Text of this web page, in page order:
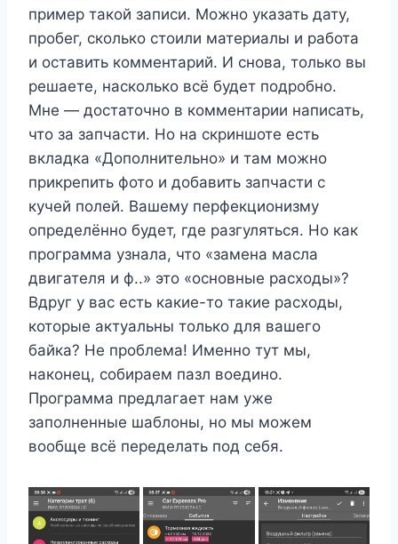
пример такой записи. Можно указать дату,
пробег, сколько стоили материалы и работа
и оставить комментарий. И снова, только вы
решаете, насколько всё будет подробно.
Мне — достаточно в комментарии написать,
что за запчасти. Но на скриншоте есть
вкладка «Дополнительно» и там можно
прикрепить фото и добавить запчасти с
кучей полей. Вашему перфекционизму
определённо будет, где разгуляться. Но как
программа узнала, что «замена масла
двигателя и ф..» это «основные расходы»?
Вдруг у вас есть какие-то такие расходы,
которые актуальны только для вашего
байка? Не проблема! Именно тут мы,
наконец, собираем пазл воедино.
Программа предлагает нам уже
заполненные шаблоны, но мы можем
вообще всё переделать под себя.